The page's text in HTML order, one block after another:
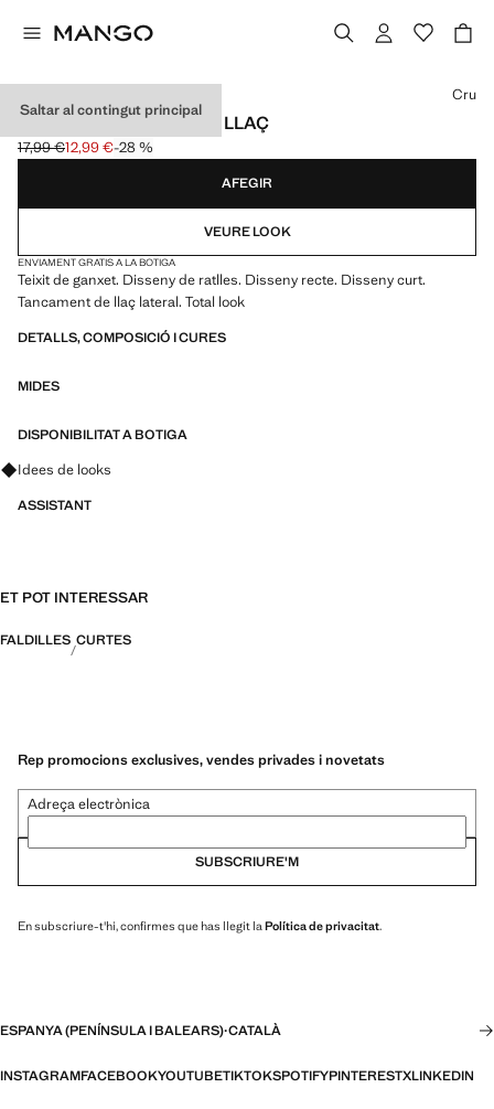
Saltar al contingut principal
MINIFALDILLA GANXET LLAÇ
Preu inicial ratllat [17,99 € ]
17,99 €
Preu actual [12,99 € ]
12,99 €-28 %
Selecciona un color
Cru
AFEGIR
VEURE LOOK
ENVIAMENT GRATIS A LA BOTIGA
Teixit de ganxet. Disseny de ratlles. Disseny recte. Disseny curt.
Tancament de llaç lateral. Total look
DETALLS, COMPOSICIÓ I CURES
MIDES
DISPONIBILITAT A BOTIGA
Pregunta per looks, peces i tendències
Idees de looks
ASSISTANT
ET POT INTERESSAR
FALDILLES CURTES
Rep promocions exclusives, vendes privades i novetats
Adreça electrònica
SUBSCRIURE'M
En subscriure-t'hi, confirmes que has llegit la Política de privacitat.
ESPANYA (PENÍNSULA I BALEARS)·CATALÀ
INSTAGRAMFACEBOOKYOUTUBETIKTOKSPOTIFYPINTERESTXLINKEDIN